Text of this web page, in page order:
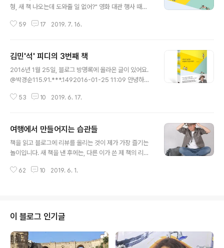
형, 새 책 나오는데 도와줄 일 없어?" 영화 대관 행사 때문
때, 50권을 구매해준 은혜를 겨우 갚은 건데 말이지요. 괜
가 봐요. "걱정하지마. 위즈덤하우스에서 책 예고편도 만들
고, 강연 영상도 만들어주셔." "진짜? 출판사에서 홍보 영상
도 만들어?" "아주 잘 만들어. 매번 책이 나올 때마다 도움
서 좋아요. 어떻게든 도와주려고 합니다. 그런 점에서 작가
59 17 2019. 7. 16.
김민'석' 피디의 3번째 책
2016년 1월 25일, 블로그 방명록에 올라온 글이 있어요.
@박경순115.91.***.1492016-01-25 11:09 안녕하세
덤하우스의 편집자 박경순이라고 합니다. 요즘 올리시는
여쭙는 것 같아 죄송하지만, 혹시라도 아직 계획이 없으시
다면, 한번 얘기 나누고 싶습니다. 댓글이나, 연락 부탁드리
겠습니다. 고맙습니다!! 김민석 피디... ㅋㅋㅋ (죄송합니다,
옛날에는 기사에도 그렇게 나왔어요. "에 출연한 김민석 피
53 10 2019. 6. 17.
여행에서 만들어지는 습관들
책을 읽고 블로그에 리뷰를 올리는 것이 제가 가장 즐기는
놀이입니다. 새 책을 낸 후에는, 다른 이가 쓴 제 책의 리뷰
이름을 검색하는 걸 보고, '중증의 관심병 환자'라고 흉을
는 '꿈트리숲' 님이 새 책에 대한 리뷰를 올리렸는데요. 글
을 읽고 감동 먹었어요. '아, 내가 쓴 책을 이렇게 깊고도 넓
게 읽어주시다니!' 주말 외부 필자 초청 시간, 오늘은 꿈트
리숲 님의 블로그 글입니다. 꿈트리숲 님은 저의 새 책 를
62 10 2019. 6. 1.
이 블로그 인기글